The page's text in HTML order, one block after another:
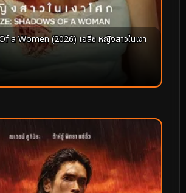
a Women (2026) เอลีซ หญิงสาวในเงา